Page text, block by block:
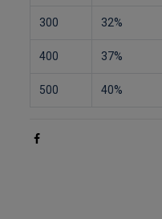
300 32%
400 37%
500 40%